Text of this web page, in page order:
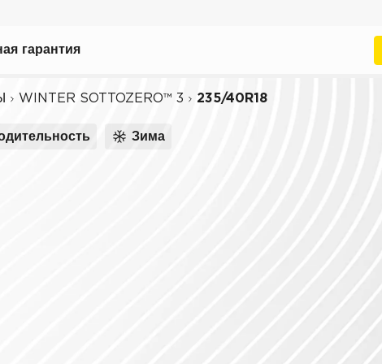
вождению
гарантия
WINTER SOTTOZERO™ 3 235/40R18
Зима